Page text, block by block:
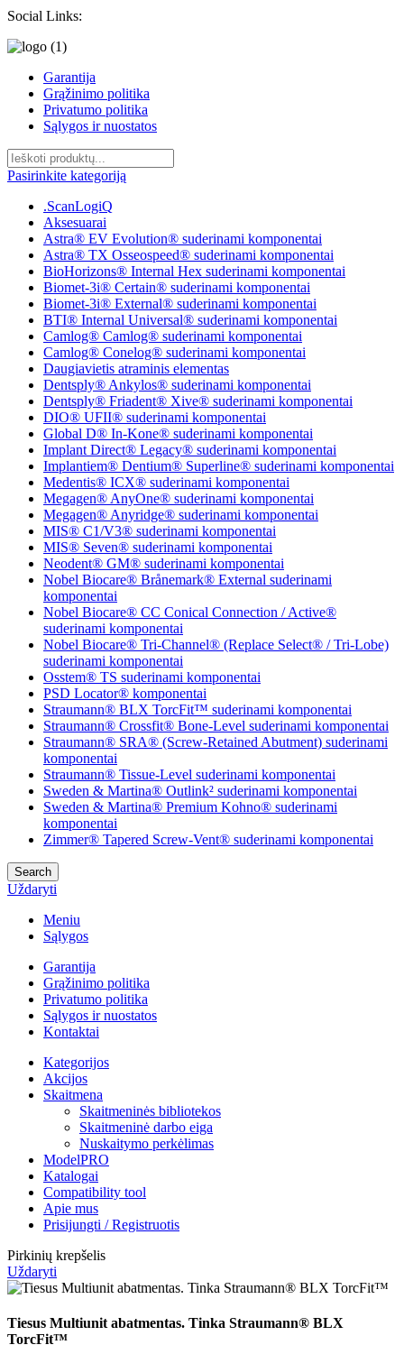
Social Links:
Garantija
Grąžinimo politika
Privatumo politika
Sąlygos ir nuostatos
Pasirinkite kategoriją
.ScanLogiQ
Aksesuarai
Astra® EV Evolution® suderinami komponentai
Astra® TX Osseospeed® suderinami komponentai
BioHorizons® Internal Hex suderinami komponentai
Biomet-3i® Certain® suderinami komponentai
Biomet-3i® External® suderinami komponentai
BTI® Internal Universal® suderinami komponentai
Camlog® Camlog® suderinami komponentai
Camlog® Conelog® suderinami komponentai
Daugiavietis atraminis elementas
Dentsply® Ankylos® suderinami komponentai
Dentsply® Friadent® Xive® suderinami komponentai
DIO® UFII® suderinami komponentai
Global D® In-Kone® suderinami komponentai
Implant Direct® Legacy® suderinami komponentai
Implantiem® Dentium® Superline® suderinami komponentai
Medentis® ICX® suderinami komponentai
Megagen® AnyOne® suderinami komponentai
Megagen® Anyridge® suderinami komponentai
MIS® C1/V3® suderinami komponentai
MIS® Seven® suderinami komponentai
Neodent® GM® suderinami komponentai
Nobel Biocare® Brånemark® External suderinami
komponentai
Nobel Biocare® CC Conical Connection / Active®
suderinami komponentai
Nobel Biocare® Tri-Channel® (Replace Select® / Tri-Lobe)
suderinami komponentai
Osstem® TS suderinami komponentai
PSD Locator® komponentai
Straumann® BLX TorcFit™ suderinami komponentai
Straumann® Crossfit® Bone-Level suderinami komponentai
Straumann® SRA® (Screw-Retained Abutment) suderinami
komponentai
Straumann® Tissue-Level suderinami komponentai
Sweden & Martina® Outlink² suderinami komponentai
Sweden & Martina® Premium Kohno® suderinami
komponentai
Zimmer® Tapered Screw-Vent® suderinami komponentai
Search
Uždaryti
Meniu
Sąlygos
Garantija
Grąžinimo politika
Privatumo politika
Sąlygos ir nuostatos
Kontaktai
Kategorijos
Akcijos
Skaitmena
Skaitmeninės bibliotekos
Skaitmeninė darbo eiga
Nuskaitymo perkėlimas
ModelPRO
Katalogai
Compatibility tool
Apie mus
Prisijungti / Registruotis
Pirkinių krepšelis
Uždaryti
Tiesus Multiunit abatmentas. Tinka Straumann® BLX
TorcFit™